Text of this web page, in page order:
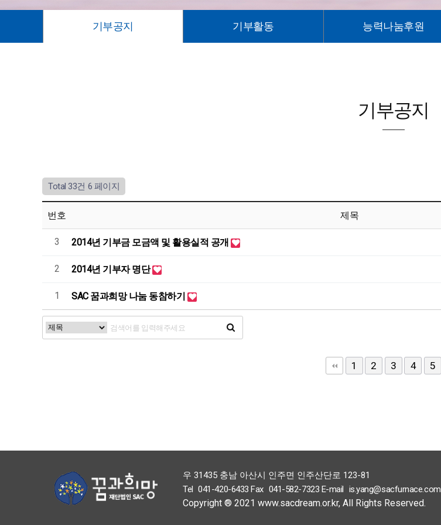
기부공지 기부활동 능력나눔후원
기부공지
Total 33건 6 페이지
번호 제목
3 2014년 기부금 모금액 및 활용실적 공개
2 2014년 기부자 명단
1 SAC 꿈과희망 나눔 동참하기
1 2 3 4 5
우 31435 충남 아산시 인주면 인주산단로 123-81
Tel 041-420-6433Fax 041-582-7323 E-mail is.yang@sacfurnace.com
Copyright ® 2021 www.sacdream.or.kr, All Rights Reserved.